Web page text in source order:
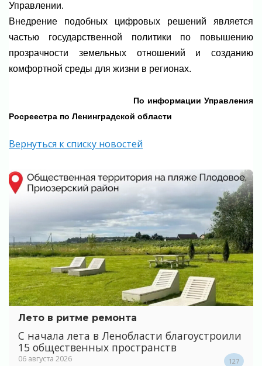
Управлении.
Внедрение подобных цифровых решений является
частью государственной политики по повышению
прозрачности земельных отношений и созданию
комфортной среды для жизни в регионах.
По информации Управления
Росреестра по Ленинградской области
Вернуться к списку новостей
Лето в ритме ремонта
С начала лета в Ленобласти благоустроили
15 общественных пространств
06 августа 2026 127